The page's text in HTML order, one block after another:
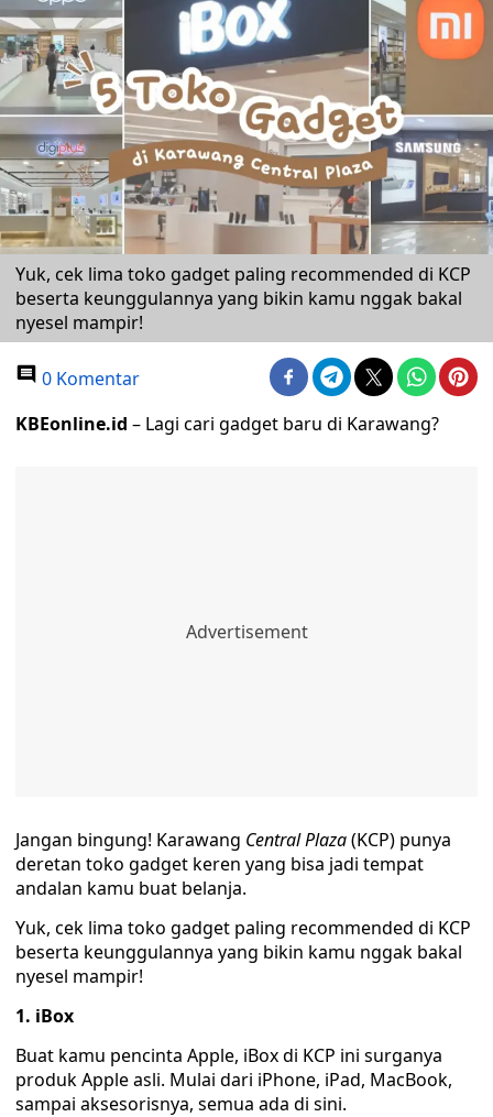
Yuk, cek lima toko gadget paling recommended di KCP
beserta keunggulannya yang bikin kamu nggak bakal
nyesel mampir!
0 Komentar
KBEonline.id – Lagi cari gadget baru di Karawang?
Jangan bingung! Karawang Central Plaza(KCP) punya
deretan toko gadget keren yang bisa jadi tempat
andalan kamu buat belanja.
Yuk, cek lima toko gadget paling recommended di KCP
beserta keunggulannya yang bikin kamu nggak bakal
nyesel mampir!
1. iBox
Buat kamu pencinta Apple, iBox di KCP ini surganya
produk Apple asli. Mulai dari iPhone, iPad, MacBook,
sampai aksesorisnya, semua ada di sini.